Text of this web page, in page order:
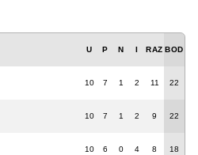
U P N I RAZ BOD
10 7 1 2 11 22
10 7 1 2 9 22
10 6 0 4 8 18